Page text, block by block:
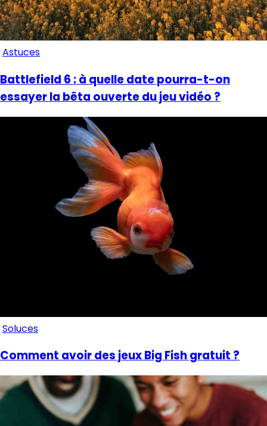
Astuces
Battlefield 6 : à quelle date pourra-t-on
essayer la bêta ouverte du jeu vidéo ?
Soluces
Comment avoir des jeux Big Fish gratuit ?